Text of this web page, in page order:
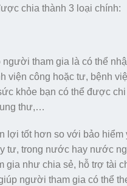
chia thành 3 loại chính:
tham gia là có thể
viện công hoặc tư, bệnh
khỏe bạn có thể được
ung thư,…
tốt hơn so với bảo hiểm
tư, trong nước hay nước
như chia sẻ, hỗ trợ tài
người tham gia có thể